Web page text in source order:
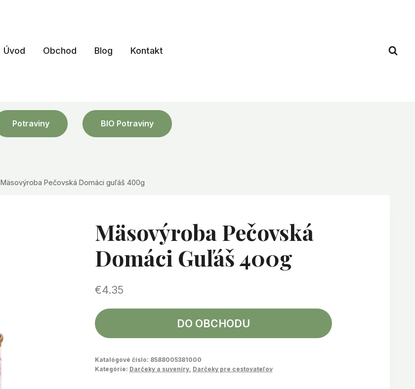
Úvod Obchod Blog Kontakt
Potraviny BIO Potraviny
Mäsovýroba Pečovská Domáci guľáš 400g
Mäsovýroba Pečovská
Domáci Guľáš 400g
€4.35
DO OBCHODU
Katalógové číslo: 8588005381000
Kategórie: Darčeky a suveníry, Darčeky pre cestovateľov